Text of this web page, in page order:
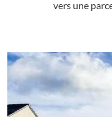
vers une